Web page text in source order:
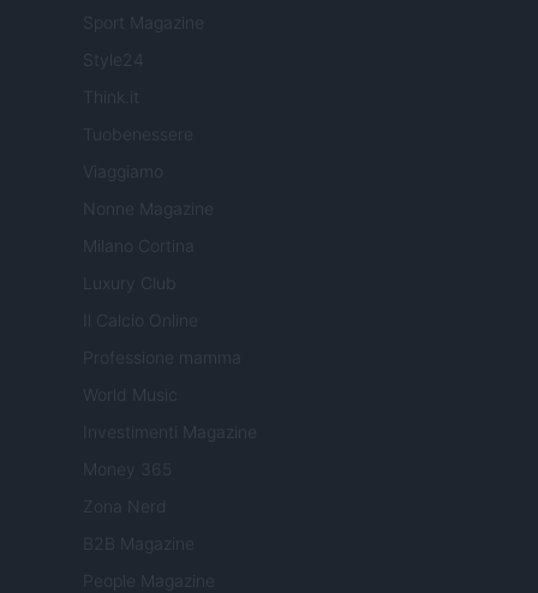
Sport Magazine
Style24
Think.it
Tuobenessere
Viaggiamo
Nonne Magazine
Milano Cortina
Luxury Club
Il Calcio Online
Professione mamma
World Music
Investimenti Magazine
Money 365
Zona Nerd
B2B Magazine
People Magazine